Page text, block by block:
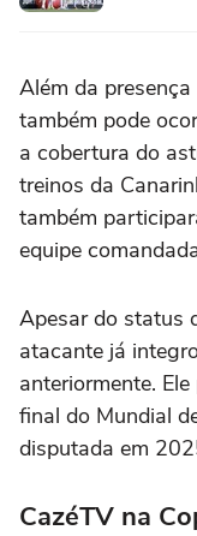
Além da
também pode
a cobertura do
treinos da
também
equipe
Apesar do status
atacante já
anteriormente.
final do Mundial
disputada em
CazéTV na